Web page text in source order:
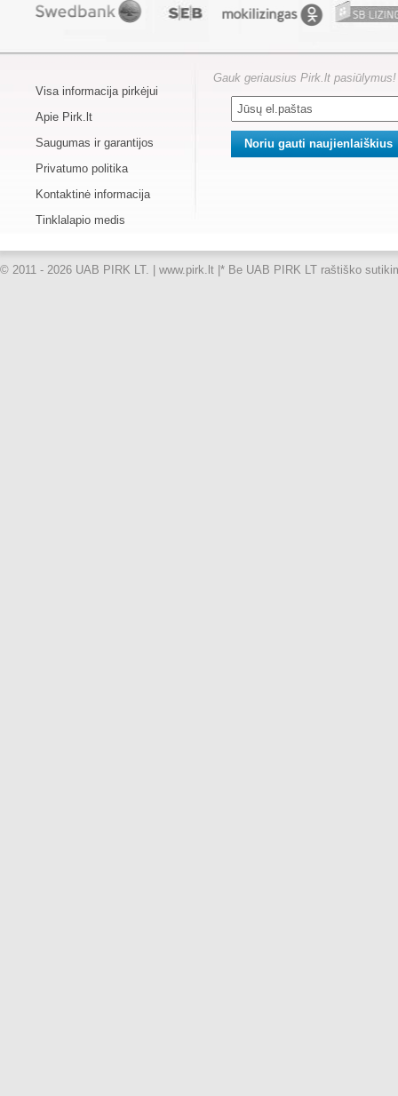
Visa informacija pirkėjui
Apie Pirk.lt
Saugumas ir garantijos
Privatumo politika
Kontaktinė informacija
Tinklalapio medis
Gauk geriausius Pirk.lt pasiūlymus!
© 2011 - 2026 UAB PIRK LT. | www.pirk.lt | * Be UAB PIRK LT raštiško